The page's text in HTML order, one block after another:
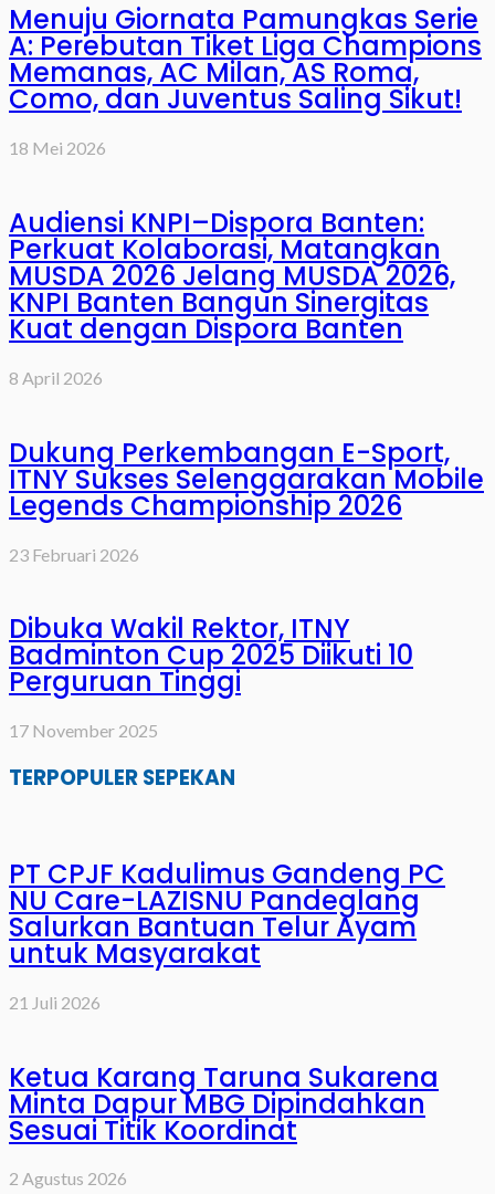
Menuju Giornata Pamungkas Serie
A: Perebutan Tiket Liga Champions
Memanas, AC Milan, AS Roma,
Como, dan Juventus Saling Sikut!
18 Mei 2026
Audiensi KNPI–Dispora Banten:
Perkuat Kolaborasi, Matangkan
MUSDA 2026 Jelang MUSDA 2026,
KNPI Banten Bangun Sinergitas
Kuat dengan Dispora Banten
8 April 2026
Dukung Perkembangan E-Sport,
ITNY Sukses Selenggarakan Mobile
Legends Championship 2026
23 Februari 2026
Dibuka Wakil Rektor, ITNY
Badminton Cup 2025 Diikuti 10
Perguruan Tinggi
17 November 2025
TERPOPULER SEPEKAN
PT CPJF Kadulimus Gandeng PC
NU Care-LAZISNU Pandeglang
Salurkan Bantuan Telur Ayam
untuk Masyarakat
21 Juli 2026
Ketua Karang Taruna Sukarena
Minta Dapur MBG Dipindahkan
Sesuai Titik Koordinat
2 Agustus 2026